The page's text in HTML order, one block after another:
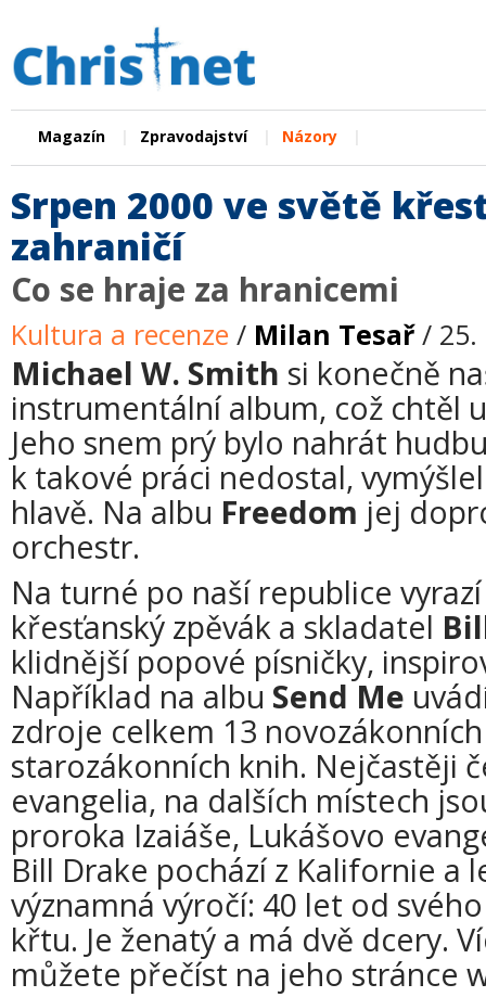
Magazín Zpravodajství Názory
Srpen 2000 ve světě
zahraničí
Co se hraje za hranicemi
Kultura a recenze / Milan Tesař / 25.
Michael W. Smith si konečně
instrumentální album, což chtěl
Jeho snem prý bylo nahrát
k takové práci nedostal,
hlavě. Na albu Freedom jej
orchestr.
Na turné po naší republice
křesťanský zpěvák a skladatel
klidnější popové písničky,
Například na albu Send Me
zdroje celkem 13
starozákonních knih. Nejčastěji
evangelia, na dalších místech
proroka Izaiáše, Lukášovo
Bill Drake pochází z Kalifornie a
významná výročí: 40 let od
křtu. Je ženatý a má dvě dcery.
můžete přečíst na jeho stránce